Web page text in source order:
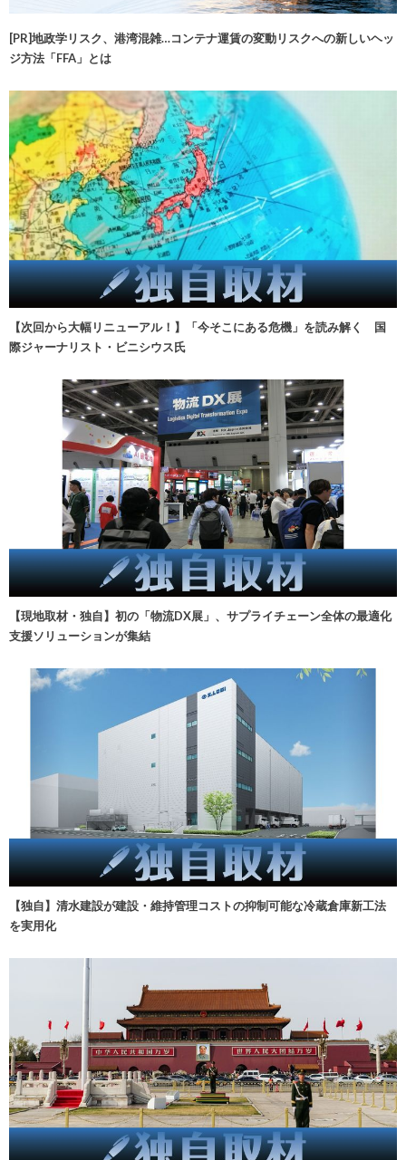
[PR]地政学リスク、港湾混雑…コンテナ運賃の変動リスクへの新しいヘッ
ジ方法「FFA」とは
【次回から大幅リニューアル！】「今そこにある危機」を読み解く 国
際ジャーナリスト・ビニシウス氏
【現地取材・独自】初の「物流DX展」、サプライチェーン全体の最適化
支援ソリューションが集結
【独自】清水建設が建設・維持管理コストの抑制可能な冷蔵倉庫新工法
を実用化